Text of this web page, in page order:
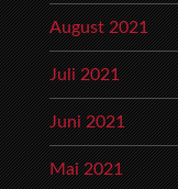
August 2021
Juli 2021
Juni 2021
Mai 2021